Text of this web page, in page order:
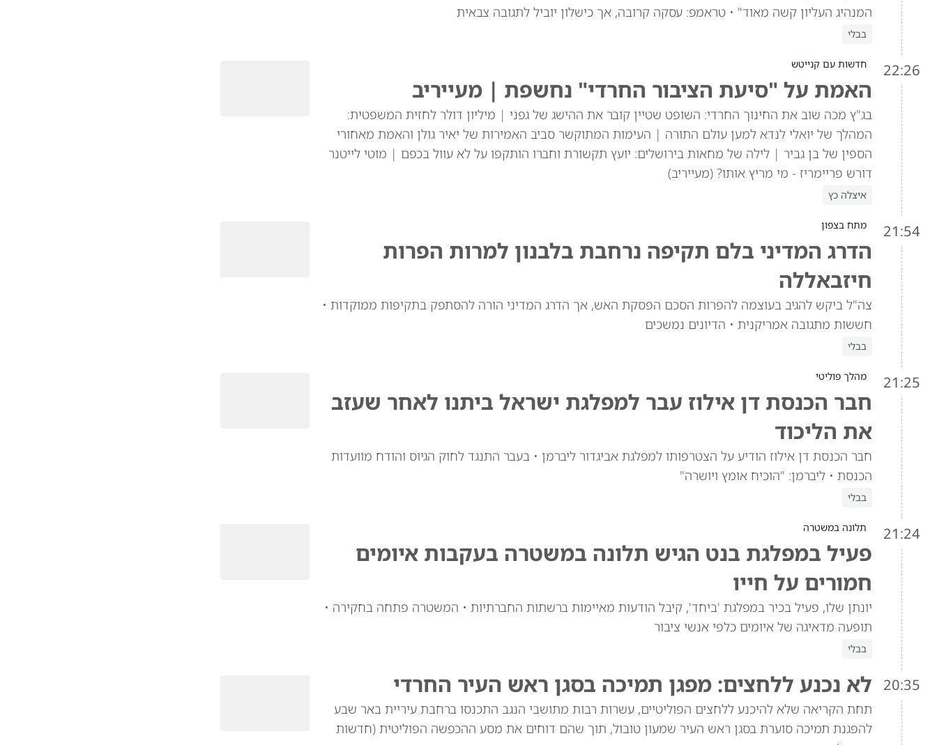
המנהיג העליון קשה מאוד" • טראמפ: עסקה קרובה, אך כישלון יוביל לתגובה צבאית
בבלי
22:26 חדשות עם קנייטש
האמת על "סיעת הציבור החרדי" נחשפת | מעייריב
בג"ץ מכה שוב את החינוך החרדי: השופט שטיין קובר את ההישג של גפני | מיליון דולר לחזית המשפטית:
המהלך של יואלי לנדא למען עולם התורה | העימות המתוקשר סביב האמירות של יאיר גולן והאמת מאחורי
הספין של בן גביר | לילה של מחאות בירושלים: יועץ תקשורת וחברו הותקפו על לא עוול בכפם | מוטי לייטנר
דורש פריימריז - מי מריץ אותו? (מעייריב)
איצלה כץ
21:54 מתח בצפון
הדרג המדיני בלם תקיפה נרחבת בלבנון למרות הפרות
חיזבאללה
צה"ל ביקש להגיב בעוצמה להפרות הסכם הפסקת האש, אך הדרג המדיני הורה להסתפק בתקיפות ממוקדות •
חששות מתגובה אמריקנית • הדיונים נמשכים
בבלי
21:25 מהלך פוליטי
חבר הכנסת דן אילוז עבר למפלגת ישראל ביתנו לאחר שעזב
את הליכוד
חבר הכנסת דן אילוז הודיע על הצטרפותו למפלגת אביגדור ליברמן • בעבר התנגד לחוק הגיוס והודח מוועדות
הכנסת • ליברמן: "הוכיח אומץ ויושרה"
בבלי
21:24 תלונה במשטרה
פעיל במפלגת בנט הגיש תלונה במשטרה בעקבות איומים
חמורים על חייו
יונתן שלו, פעיל בכיר במפלגת 'ביחד', קיבל הודעות מאיימות ברשתות החברתיות • המשטרה פתחה בחקירה •
תופעה מדאיגה של איומים כלפי אנשי ציבור
בבלי
20:35 לא נכנע ללחצים: מפגן תמיכה בסגן ראש העיר החרדי
תחת הקריאה שלא להיכנע ללחצים הפוליטיים, עשרות רבות מתושבי הנגב התכנסו ברחבת עיריית באר שבע
להפגנת תמיכה סוערת בסגן ראש העיר שמעון טובול, תוך שהם דוחים את מסע ההכפשה הפוליטית (חדשות